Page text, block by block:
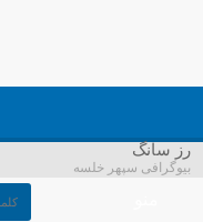
رز سانگ
بیوگرافی سپهر خلسه